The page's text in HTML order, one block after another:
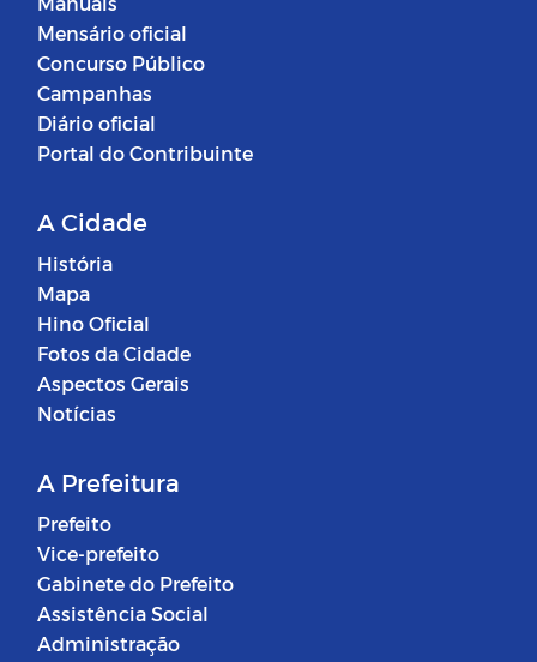
Mensário oficial
Concurso Público
Campanhas
Diário oficial
Portal do Contribuinte
A Cidade
História
Mapa
Hino Oficial
Fotos da Cidade
Aspectos Gerais
Notícias
A Prefeitura
Prefeito
Vice-prefeito
Gabinete do Prefeito
Assistência Social
Administração